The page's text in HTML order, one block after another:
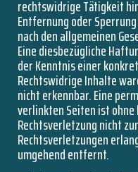
rechtswidrige Tätigkeit
Entfernung oder
nach den allgemeinen
Eine diesbezügliche
der Kenntnis einer
Rechtswidrige Inhalte
nicht erkennbar. Eine
verlinkten Seiten ist
Rechtsverletzung nicht
Rechtsverletzungen
umgehend entfernt.